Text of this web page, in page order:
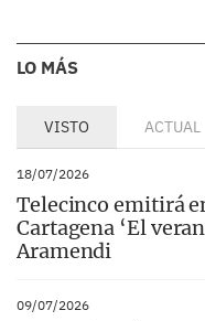
LO MÁS
VISTO ACTUAL
18/07/2026
Telecinco emitirá
Cartagena ‘El
Aramendi
09/07/2026